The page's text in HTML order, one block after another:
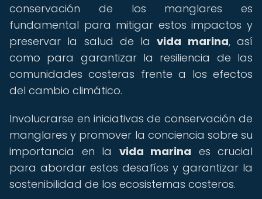
conservación de los manglares es
fundamental para mitigar estos impactos y
preservar la salud de lavida marina, así
como para garantizar la resiliencia de las
comunidades costeras frente a los efectos
del cambio climático.
Involucrarse en iniciativas de conservación de
manglares y promover la conciencia sobre su
importancia en la vida marina es crucial
para abordar estos desafíos y garantizar la
sostenibilidad de los ecosistemas costeros.